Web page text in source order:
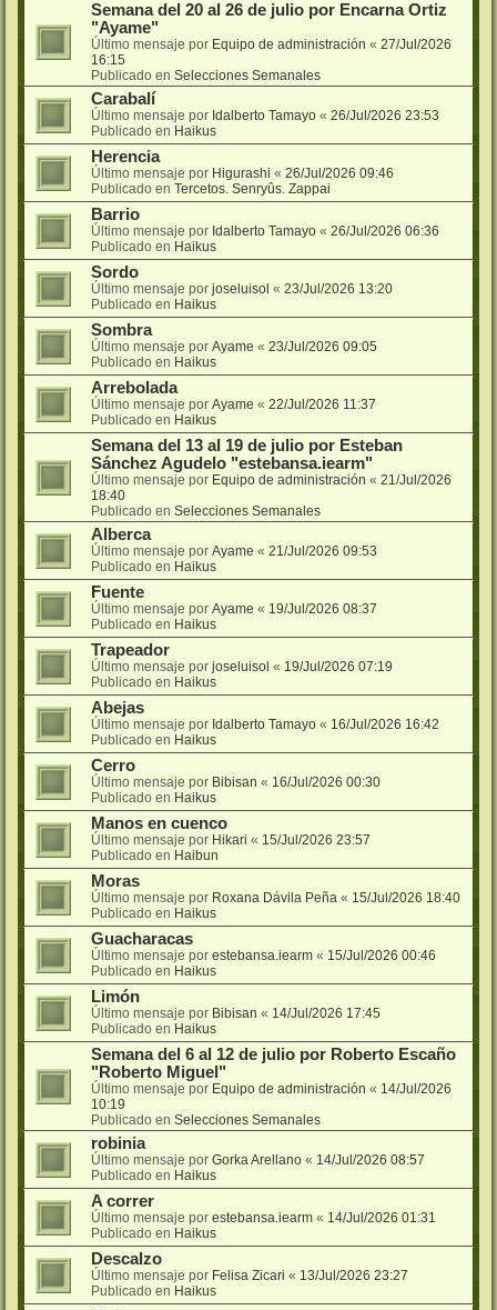
Semana del 20 al 26 de julio por Encarna Ortiz
"Ayame"
Último mensaje por Equipo de administración « 27/Jul/2026
16:15
Publicado en Selecciones Semanales
Carabalí
Último mensaje por Idalberto Tamayo « 26/Jul/2026 23:53
Publicado en Haikus
Herencia
Último mensaje por Higurashi « 26/Jul/2026 09:46
Publicado en Tercetos. Senryûs. Zappai
Barrio
Último mensaje por Idalberto Tamayo « 26/Jul/2026 06:36
Publicado en Haikus
Sordo
Último mensaje por joseluisol « 23/Jul/2026 13:20
Publicado en Haikus
Sombra
Último mensaje por Ayame « 23/Jul/2026 09:05
Publicado en Haikus
Arrebolada
Último mensaje por Ayame « 22/Jul/2026 11:37
Publicado en Haikus
Semana del 13 al 19 de julio por Esteban
Sánchez Agudelo "estebansa.iearm"
Último mensaje por Equipo de administración « 21/Jul/2026
18:40
Publicado en Selecciones Semanales
Alberca
Último mensaje por Ayame « 21/Jul/2026 09:53
Publicado en Haikus
Fuente
Último mensaje por Ayame « 19/Jul/2026 08:37
Publicado en Haikus
Trapeador
Último mensaje por joseluisol « 19/Jul/2026 07:19
Publicado en Haikus
Abejas
Último mensaje por Idalberto Tamayo « 16/Jul/2026 16:42
Publicado en Haikus
Cerro
Último mensaje por Bibisan « 16/Jul/2026 00:30
Publicado en Haikus
Manos en cuenco
Último mensaje por Hikari « 15/Jul/2026 23:57
Publicado en Haibun
Moras
Último mensaje por Roxana Dávila Peña « 15/Jul/2026 18:40
Publicado en Haikus
Guacharacas
Último mensaje por estebansa.iearm « 15/Jul/2026 00:46
Publicado en Haikus
Limón
Último mensaje por Bibisan « 14/Jul/2026 17:45
Publicado en Haikus
Semana del 6 al 12 de julio por Roberto Escaño
"Roberto Miguel"
Último mensaje por Equipo de administración « 14/Jul/2026
10:19
Publicado en Selecciones Semanales
robinia
Último mensaje por Gorka Arellano « 14/Jul/2026 08:57
Publicado en Haikus
A correr
Último mensaje por estebansa.iearm « 14/Jul/2026 01:31
Publicado en Haikus
Descalzo
Último mensaje por Felisa Zicari « 13/Jul/2026 23:27
Publicado en Haikus